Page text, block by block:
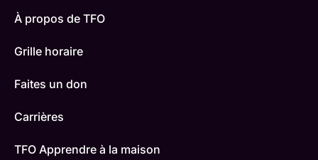
À propos de TFO
Grille horaire
Faites un don
Carrières
TFO Apprendre à la maison